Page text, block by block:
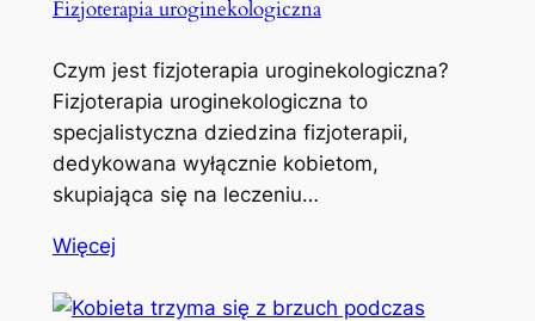
Fizjoterapia uroginekologiczna
Czym jest fizjoterapia uroginekologiczna?
Fizjoterapia uroginekologiczna to
specjalistyczna dziedzina fizjoterapii,
dedykowana wyłącznie kobietom,
skupiająca się na leczeniu…
Więcej